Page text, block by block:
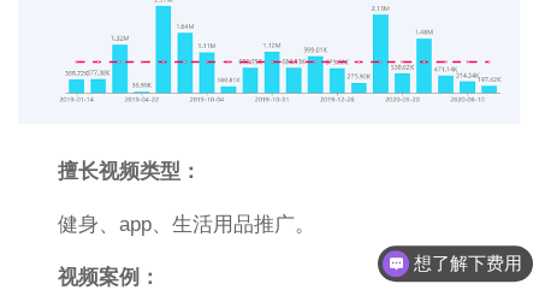
擅长视频类型：
健身、app、生活用品推广。
视频案例：
想了解下费用